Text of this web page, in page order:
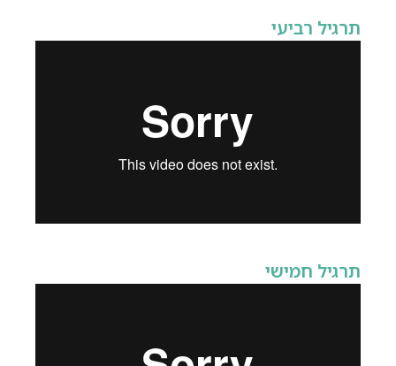
תרגיל רביעי
תרגיל חמישי